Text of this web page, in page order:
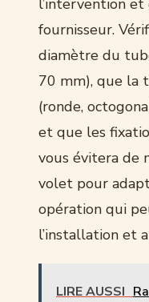
l’intervention
fournisseur.
diamètre du
70 mm), que la
(ronde,
et que les
vous évitera de
volet pour
opération qui
l’installation et
LIRE AUSSI